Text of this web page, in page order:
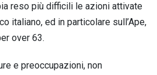
reso più difficili le azioni attivate
italiano, ed in particolare sull’Ape,
over 63.
e preoccupazioni, non